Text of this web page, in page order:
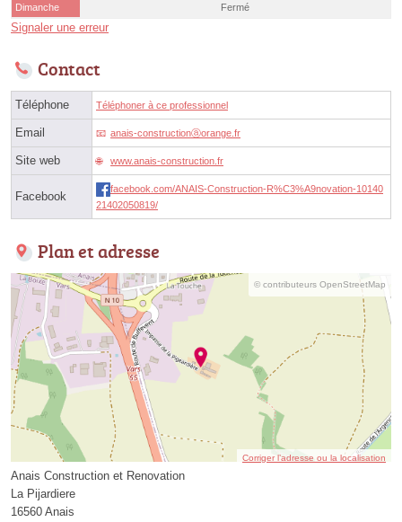
Dimanche
Fermé
Signaler une erreur
Contact
Téléphone Téléphoner à ce professionnel
Email anais-constructionⓐorange.fr
Site web www.anais-construction.fr
Facebook
facebook.com/ANAIS-Construction-R%C3%A9novation-10140
21402050819/
Plan et adresse
© contributeurs OpenStreetMap
Corriger l’adresse ou la localisation
Anais Construction et Renovation
La Pijardiere
16560 Anais